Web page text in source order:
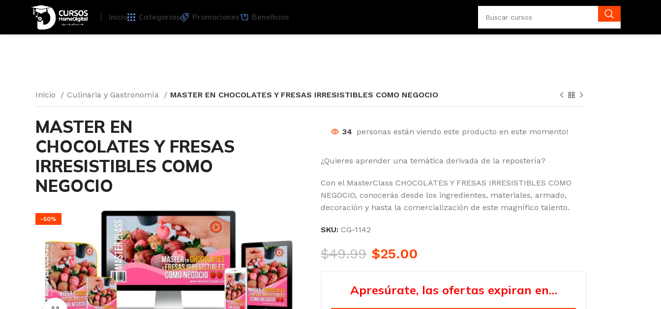
Inicio Categorías Promociones Beneficios
Inicio Culinaria y Gastronomía MASTER EN CHOCOLATES Y FRESAS IRRESISTIBLES COMO NEGOCIO
MASTER EN
CHOCOLATES Y FRESAS
IRRESISTIBLES COMO
NEGOCIO
-50%
34 personas están viendo este producto en este momento!
¿Quieres aprender una temática derivada de la repostería?
Con el MasterClass CHOCOLATES Y FRESAS IRRESISTIBLES COMO
NEGOCIO, conocerás desde los ingredientes, materiales, armado,
decoración y hasta la comercialización de este magnífico talento.
SKU: CG-1142
$49.99 $25.00
Apresúrate, las ofertas expiran en…